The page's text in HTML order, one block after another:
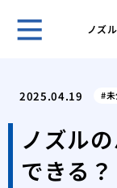
ノズ
2025.04.19
ノズル
できる？